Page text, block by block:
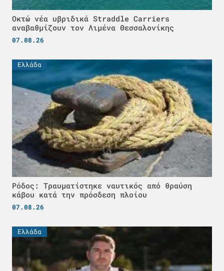
Οκτώ νέα υβριδικά Straddle Carriers
αναβαθμίζουν τον Λιμένα Θεσσαλονίκης
07.08.26
Ελλάδα
Ρόδος: Τραυματίστηκε ναυτικός από θραύση
κάβου κατά την πρόσδεση πλοίου
07.08.26
Ελλάδα